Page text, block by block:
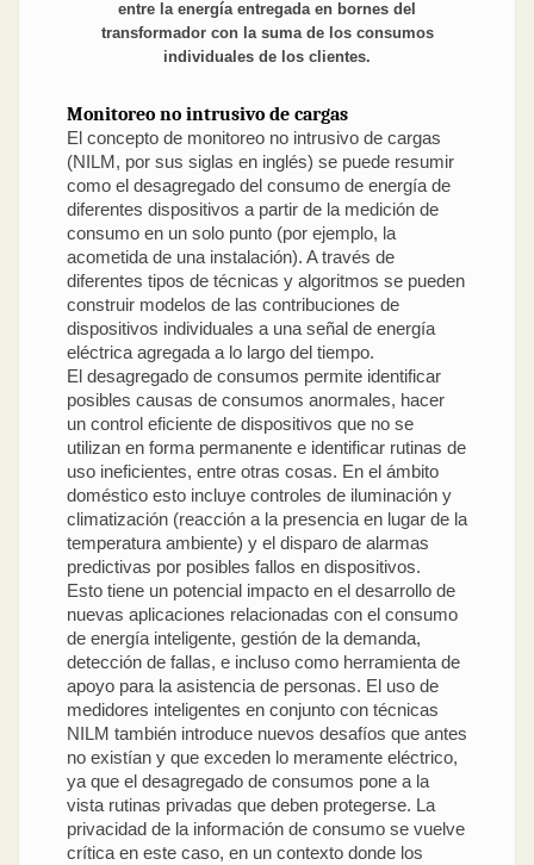
entre la energía entregada en bornes del
transformador con la suma de los consumos
individuales de los clientes.
Monitoreo no intrusivo de cargas
El concepto de monitoreo no intrusivo de cargas
(NILM, por sus siglas en inglés) se puede resumir
como el desagregado del consumo de energía de
diferentes dispositivos a partir de la medición de
consumo en un solo punto (por ejemplo, la
acometida de una instalación). A través de
diferentes tipos de técnicas y algoritmos se pueden
construir modelos de las contribuciones de
dispositivos individuales a una señal de energía
eléctrica agregada a lo largo del tiempo.
El desagregado de consumos permite identificar
posibles causas de consumos anormales, hacer
un control eficiente de dispositivos que no se
utilizan en forma permanente e identificar rutinas de
uso ineficientes, entre otras cosas. En el ámbito
doméstico esto incluye controles de iluminación y
climatización (reacción a la presencia en lugar de la
temperatura ambiente) y el disparo de alarmas
predictivas por posibles fallos en dispositivos.
Esto tiene un potencial impacto en el desarrollo de
nuevas aplicaciones relacionadas con el consumo
de energía inteligente, gestión de la demanda,
detección de fallas, e incluso como herramienta de
apoyo para la asistencia de personas. El uso de
medidores inteligentes en conjunto con técnicas
NILM también introduce nuevos desafíos que antes
no existían y que exceden lo meramente eléctrico,
ya que el desagregado de consumos pone a la
vista rutinas privadas que deben protegerse. La
privacidad de la información de consumo se vuelve
crítica en este caso, en un contexto donde los